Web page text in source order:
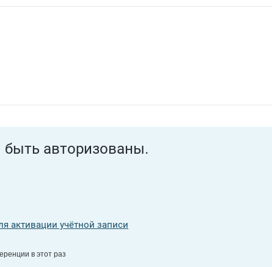
авторизованы.
активации учётной записи
в этот раз